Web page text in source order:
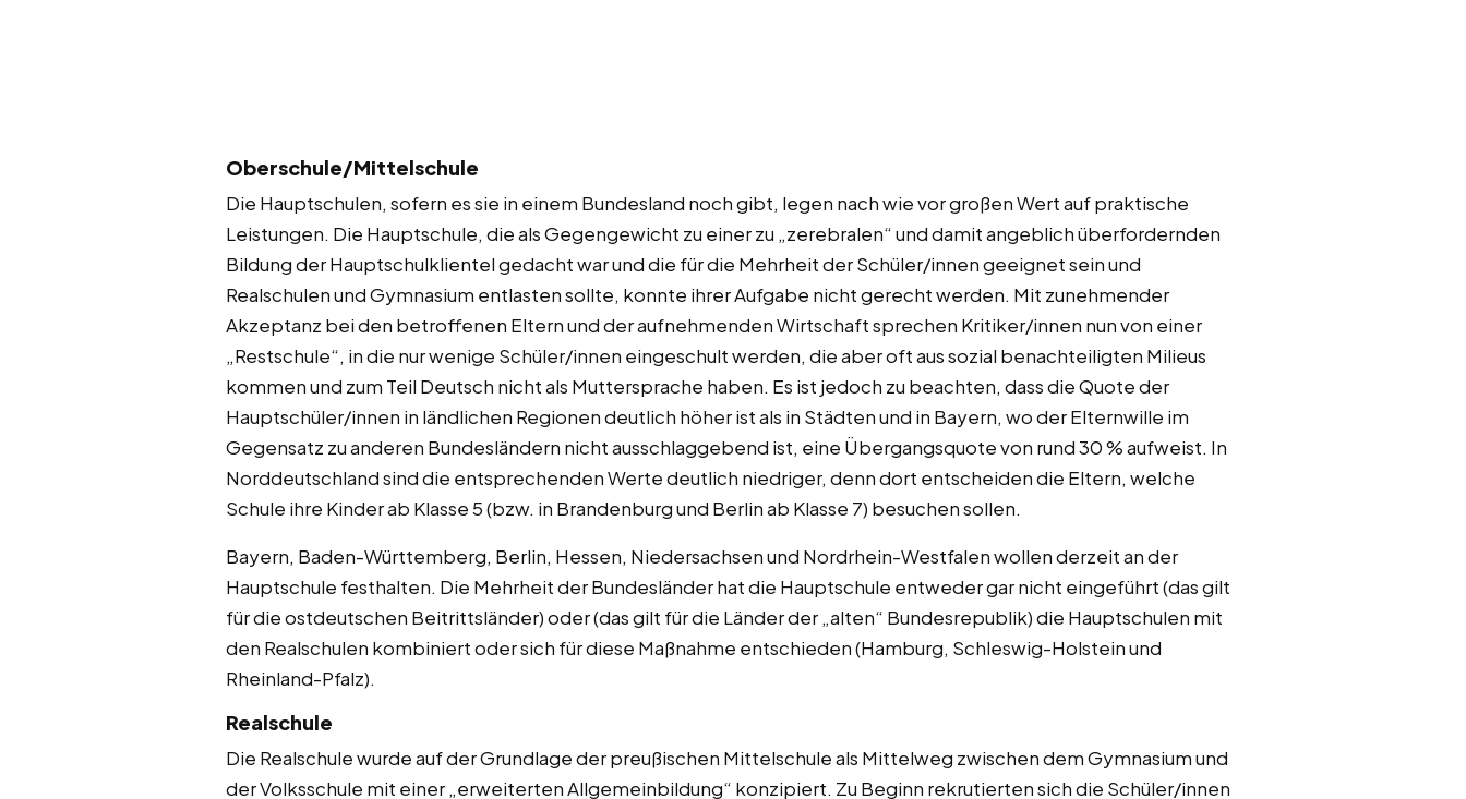
Oberschule/Mittelschule
Die Hauptschulen, sofern es sie in einem Bundesland noch gibt, legen nach wie vor großen Wert auf praktische
Leistungen. Die Hauptschule, die als Gegengewicht zu einer zu „zerebralen“ und damit angeblich überfordernden
Bildung der Hauptschulklientel gedacht war und die für die Mehrheit der Schüler/innen geeignet sein und
Realschulen und Gymnasium entlasten sollte, konnte ihrer Aufgabe nicht gerecht werden. Mit zunehmender
Akzeptanz bei den betroffenen Eltern und der aufnehmenden Wirtschaft sprechen Kritiker/innen nun von einer
„Restschule“, in die nur wenige Schüler/innen eingeschult werden, die aber oft aus sozial benachteiligten Milieus
kommen und zum Teil Deutsch nicht als Muttersprache haben. Es ist jedoch zu beachten, dass die Quote der
Hauptschüler/innen in ländlichen Regionen deutlich höher ist als in Städten und in Bayern, wo der Elternwille im
Gegensatz zu anderen Bundesländern nicht ausschlaggebend ist, eine Übergangsquote von rund 30 % aufweist. In
Norddeutschland sind die entsprechenden Werte deutlich niedriger, denn dort entscheiden die Eltern, welche
Schule ihre Kinder ab Klasse 5 (bzw. in Brandenburg und Berlin ab Klasse 7) besuchen sollen.
Bayern, Baden-Württemberg, Berlin, Hessen, Niedersachsen und Nordrhein-Westfalen wollen derzeit an der
Hauptschule festhalten. Die Mehrheit der Bundesländer hat die Hauptschule entweder gar nicht eingeführt (das gilt
für die ostdeutschen Beitrittsländer) oder (das gilt für die Länder der „alten“ Bundesrepublik) die Hauptschulen mit
den Realschulen kombiniert oder sich für diese Maßnahme entschieden (Hamburg, Schleswig-Holstein und
Rheinland-Pfalz).
Realschule
Die Realschule wurde auf der Grundlage der preußischen Mittelschule als Mittelweg zwischen dem Gymnasium und
der Volksschule mit einer „erweiterten Allgemeinbildung“ konzipiert. Zu Beginn rekrutierten sich die Schüler/innen